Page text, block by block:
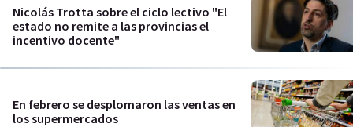
Nicolás Trotta sobre el ciclo lectivo "El
estado no remite a las provincias el
incentivo docente"
En febrero se desplomaron las ventas en
los supermercados